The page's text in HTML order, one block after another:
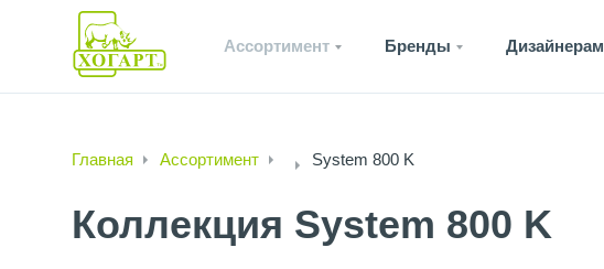
Ассортимент Бренды Дизайнерам
Главная Ассортимент System 800 K
Коллекция System 800 K